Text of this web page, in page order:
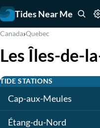
Tides Near Me
Canada›Quebec
Les Îles-de-
TIDE STATIONS
Cap-aux-Meules
Étang-du-Nord